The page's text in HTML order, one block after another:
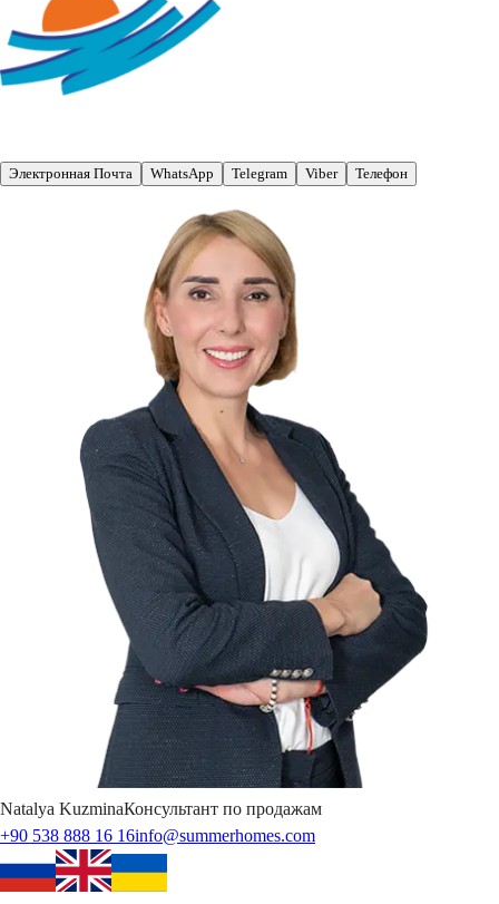
Электронная Почта WhatsApp Telegram Viber Телефон
Natalya KuzminaКонсультант по продажам
+90 538 888 16 16info@summerhomes.com